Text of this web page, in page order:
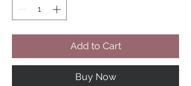
Add to Cart
Buy Now